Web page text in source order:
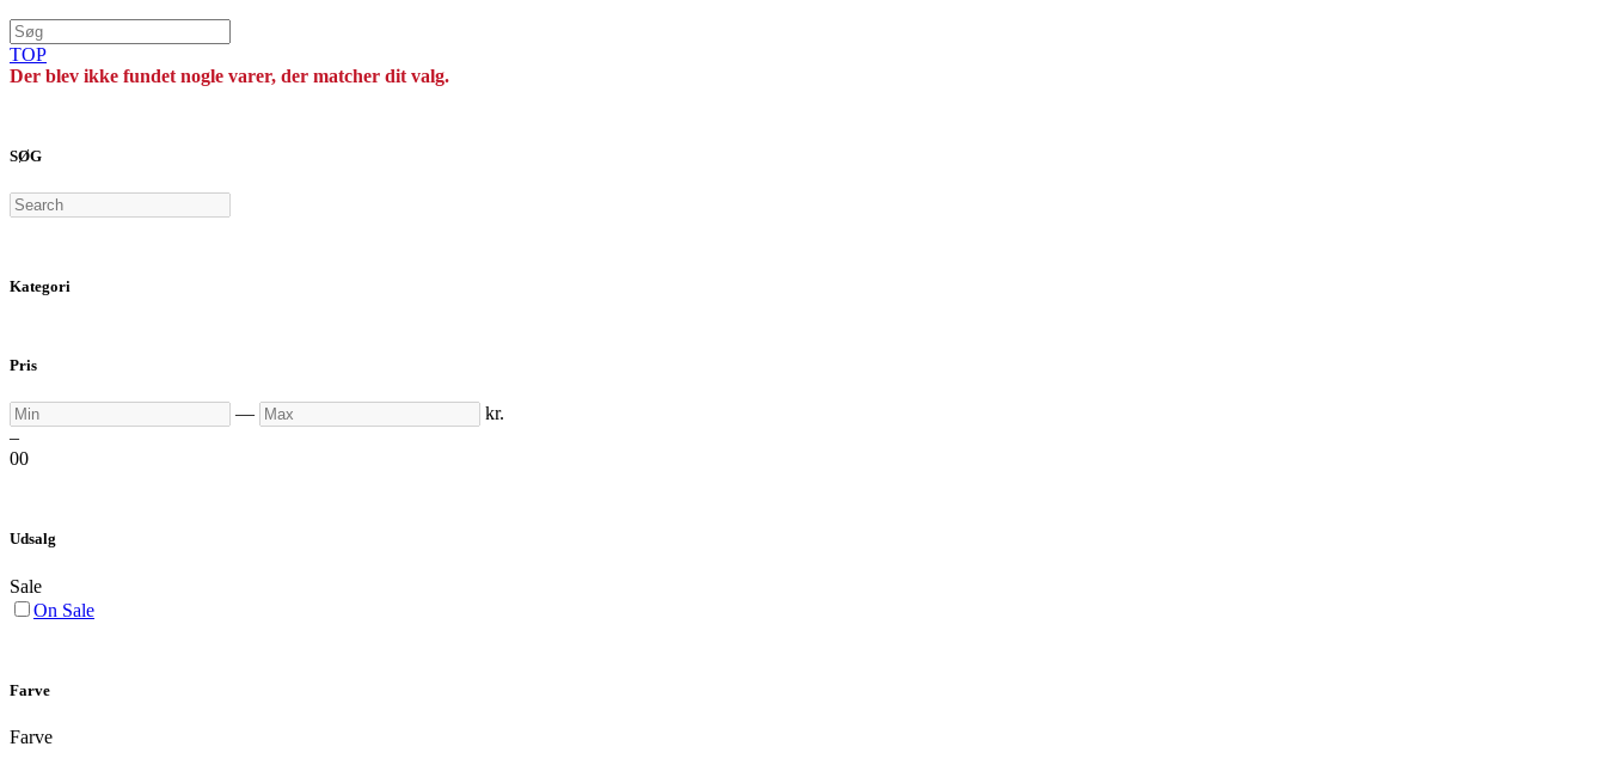
TOP
Der blev ikke fundet nogle varer, der matcher dit valg.
SØG
Search
Kategori
Pris
Min — Max
kr.
–
00
Udsalg
Sale
On Sale
Farve
Farve